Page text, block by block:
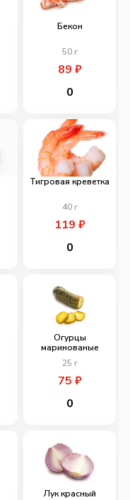
Бекон
50г
89 ₽
0
Тигровая креветка
40г
119 ₽
0
Огурцы
маринованые
25 г
75 ₽
0
Лук красный